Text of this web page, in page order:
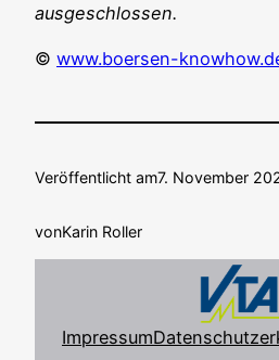
ausgeschlossen.
© www.boersen-
Veröffentlicht am7. November
vonKarin Roller
Impressum